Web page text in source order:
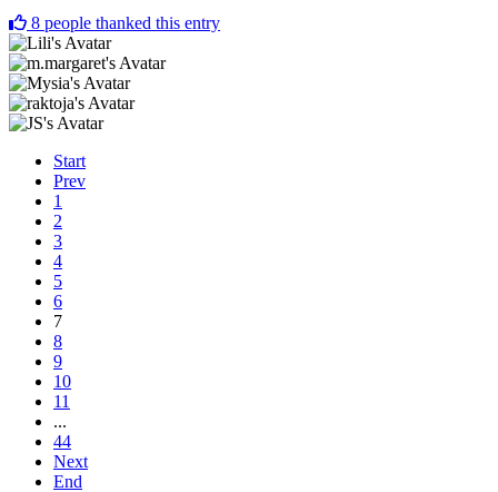
8 people thanked this entry
Start
Prev
1
2
3
4
5
6
7
8
9
10
11
...
44
Next
End